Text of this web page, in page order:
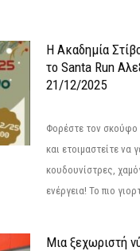
Η Ακαδημία
το Santa Run
21/12/2025
Φορέστε τον σκούφο
και ετοιμαστείτε να
κουδουνίστρες,
ενέργεια! Το πιο
Μια ξεχωριστή